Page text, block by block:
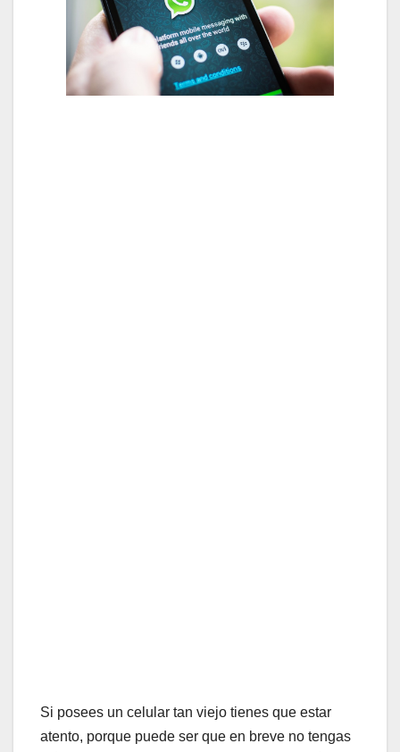
Si posees un celular tan viejo tienes que estar
atento, porque puede ser que en breve no tengas